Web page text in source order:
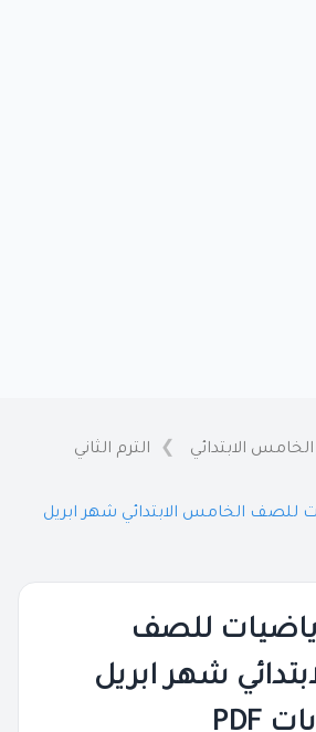
الابتدائي
الترم الثاني
للصف الخامس الابتدائي شهر ابريل
للصف
شهر ابريل